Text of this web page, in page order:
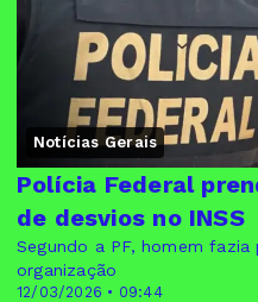
Notícias Gerais
12/03/2026 • 09:44
Polícia Federal
de desvios no INSS
Segundo a PF, homem
organização